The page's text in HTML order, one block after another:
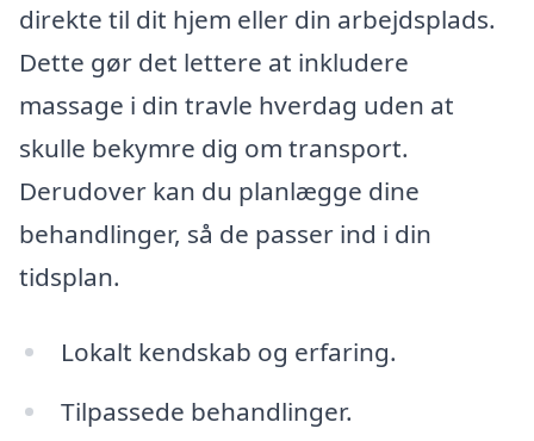
direkte til dit hjem eller din arbejdsplads.
Dette gør det lettere at inkludere
massage i din travle hverdag uden at
skulle bekymre dig om transport.
Derudover kan du planlægge dine
behandlinger, så de passer ind i din
tidsplan.
Lokalt kendskab og erfaring.
Tilpassede behandlinger.